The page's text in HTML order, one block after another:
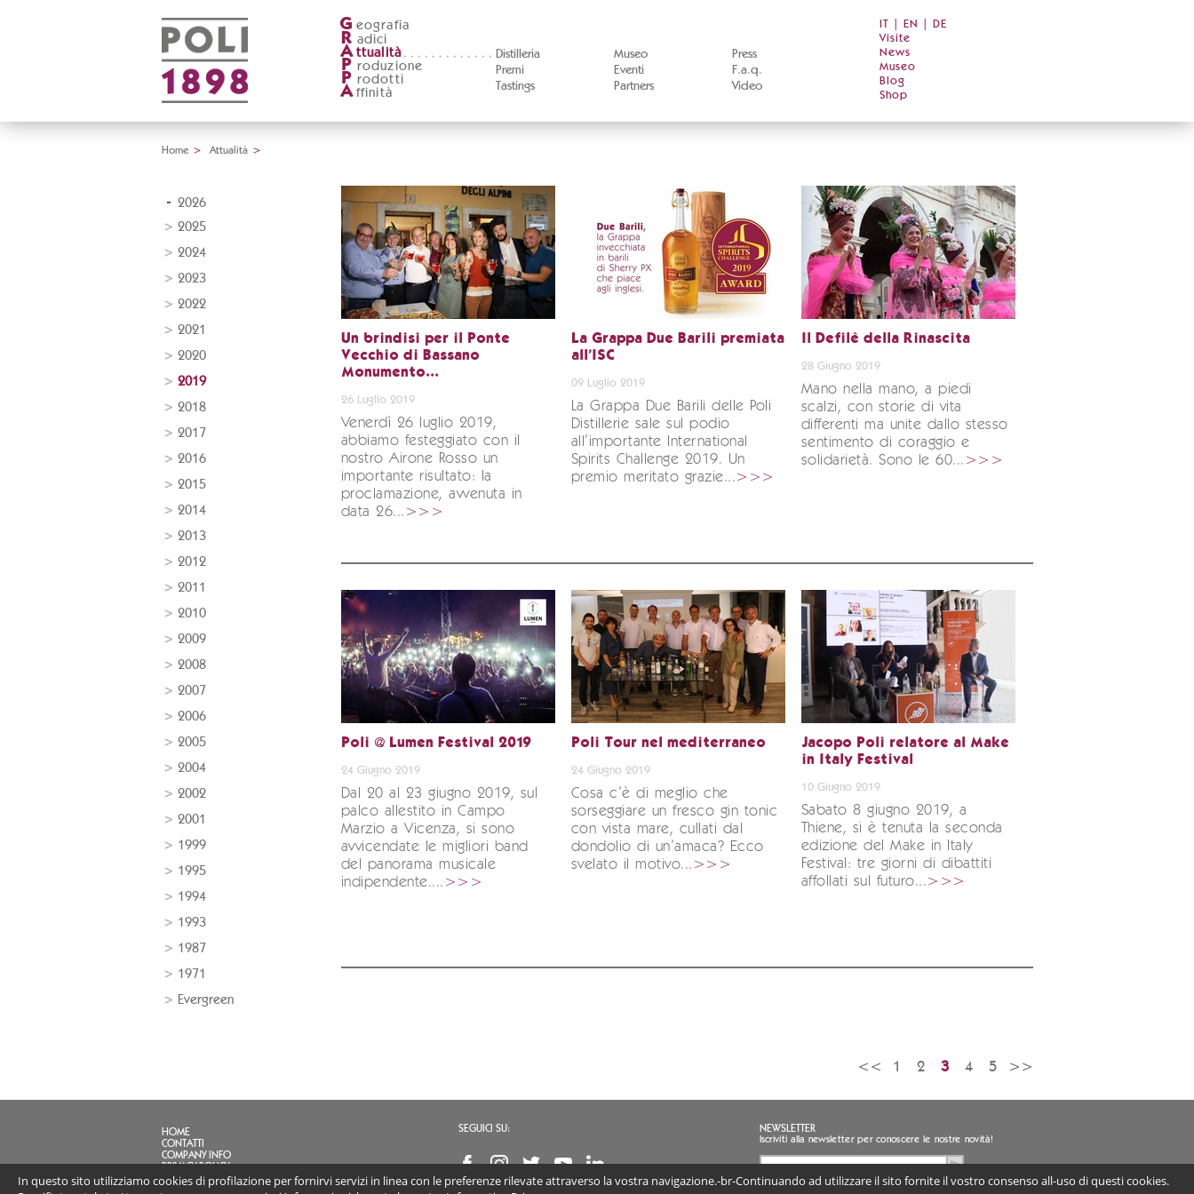
G eografia
R adici
A ttualità
Distilleria
Premi
Tastings
Museo
Eventi
Partners
Press
F.a.q.
Video
P roduzione
P rodotti
A ffinità
IT EN
DE
Visite
News
Museo
Blog
Shop
Home > Attualità >
2026
2025
2024
2023
2022
2021
2020
2019
2018
2017
2016
2015
2014
2013
2012
2011
2010
2009
2008
2007
2006
2005
2004
2002
2001
1999
1995
1994
1993
1987
1971
Evergreen
Un brindisi per il Ponte
Vecchio di Bassano
Monumento...
26 Luglio 2019
Venerdì 26 luglio 2019,
abbiamo festeggiato con il
nostro Airone Rosso un
importante risultato: la
proclamazione, avvenuta in
data 26... >>>
La Grappa Due Barili premiata
all'ISC
09 Luglio 2019
La Grappa Due Barili delle Poli
Distillerie sale sul podio
all’importante International
Spirits Challenge 2019. Un
premio meritato grazie...>>>
Il Defilè della Rinascita
28 Giugno 2019
Mano nella mano, a piedi
scalzi, con storie di vita
differenti ma unite dallo stesso
sentimento di coraggio e
solidarietà. Sono le 60... >>>
Poli @ Lumen Festival 2019
24 Giugno 2019
Dal 20 al 23 giugno 2019, sul
palco allestito in Campo
Marzio a Vicenza, si sono
avvicendate le migliori band
del panorama musicale
indipendente.... >>>
Poli Tour nel mediterraneo
24 Giugno 2019
Cosa c’è di meglio che
sorseggiare un fresco gin tonic
con vista mare, cullati dal
dondolio di un’amaca? Ecco
svelato il motivo... >>>
Jacopo Poli relatore al Make
in Italy Festival
10 Giugno 2019
Sabato 8 giugno 2019, a
Thiene, si è tenuta la seconda
edizione del Make in Italy
Festival: tre giorni di dibattiti
affollati sul futuro...>>>
<< 1 2 3 4 5 >>
HOME
CONTATTI
COMPANY INFO
PRIVACY POLICY
FAQ
SEGUICI SU: NEWSLETTER
Iscriviti alla newsletter per conoscere le nostre novità!
Acconsento al trattamento dei miei dati personali
In questo sito utilizziamo cookies di profilazione per fornirvi servizi in linea con le preferenze rilevate attraverso la vostra navigazione.-br-Continuando ad utilizzare il sito fornite il vostro consenso all-uso di questi cookies.